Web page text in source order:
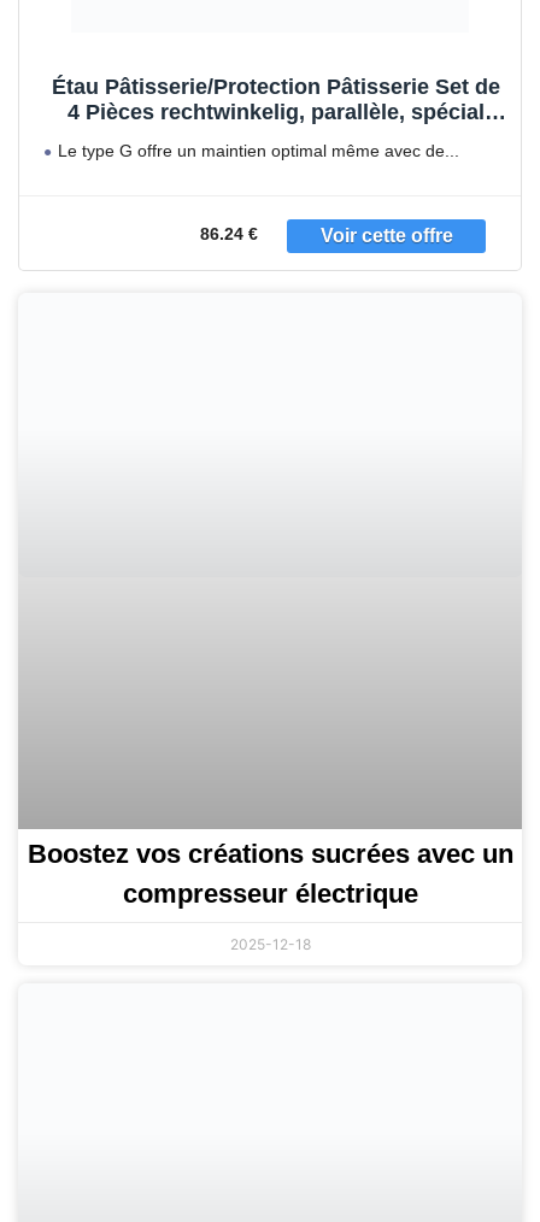
Étau Pâtisserie/Protection Pâtisserie Set de
4 Pièces rechtwinkelig, parallèle, spécial
Type G, Type PP, Type N, 4665155
Le type G offre un maintien optimal même avec de
86.24 €
Boostez vos créations sucrées avec un
compresseur électrique
2025-12-18